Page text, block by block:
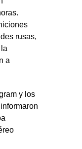
rusas,
a
y los